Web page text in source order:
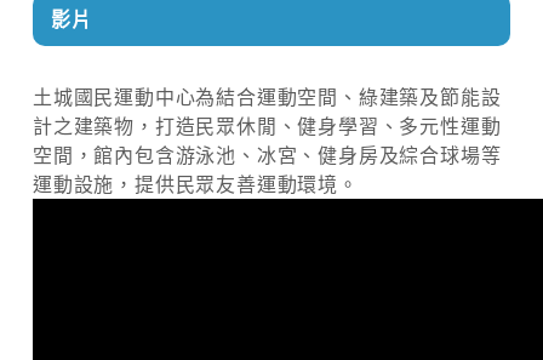
影片
土城國民運動中心為結合運動空間、綠建築及節能設
計之建築物，打造民眾休閒、健身學習、多元性運動
空間，館內包含游泳池、冰宮、健身房及綜合球場等
運動設施，提供民眾友善運動環境。